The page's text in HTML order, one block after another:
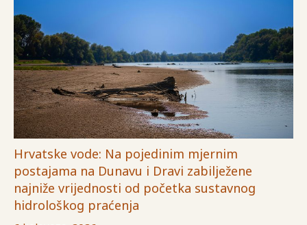
Hrvatske vode: Na pojedinim mjernim
postajama na Dunavu i Dravi zabilježene
najniže vrijednosti od početka sustavnog
hidrološkog praćenja